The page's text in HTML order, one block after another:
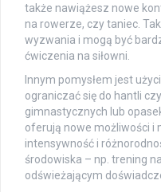
także nawiążesz nowe
na rowerze, czy taniec.
wyzwania i mogą być
ćwiczenia na siłowni.
Innym pomysłem jest
ograniczać się do hantli
gimnastycznych lub
oferują nowe możliwości i
intensywność i
środowiska – np. trening
odświeżającym